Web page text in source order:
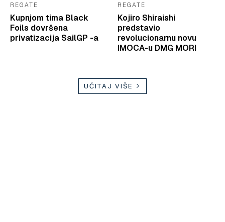
REGATE
Kupnjom tima Black
Foils dovršena
privatizacija SailGP -a
REGATE
Kojiro Shiraishi
predstavio
revolucionarnu novu
IMOCA-u DMG MORI
UČITAJ VIŠE